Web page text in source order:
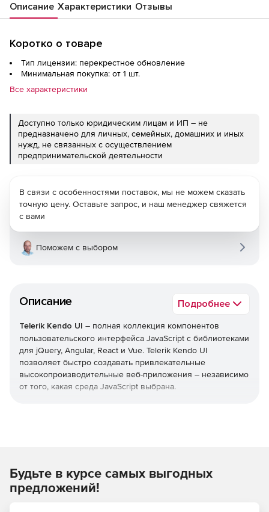
Описание Характеристики Отзывы
Коротко о товаре
Тип лицензии: перекрестное обновление
Минимальная покупка: от 1 шт.
Все характеристики
Доступно только юридическим лицам и ИП – не
предназначено для личных, семейных, домашних и иных
нужд, не связанных с осуществлением
предпринимательской деятельности
Описание Подробнее
Telerik Kendo UI – полная коллекция компонентов
пользовательского интерфейса JavaScript с библиотеками
для jQuery, Angular, React и Vue. Telerik Kendo UI
позволяет быстро создавать привлекательные
высокопроизводительные веб-приложения – независимо
от того, какая среда JavaScript выбрана.
обширной библиотеки при запуске нового
дизайна. Kendo UI позволяет экономить время,
интегрируя компоненты для обработки всех ключевых
В связи с особенностями поставок, мы не можем сказать
точную цену. Оставьте запрос, и наш менеджер свяжется
с вами
Поможем с выбором
Будьте в курсе самых выгодных
предложений!